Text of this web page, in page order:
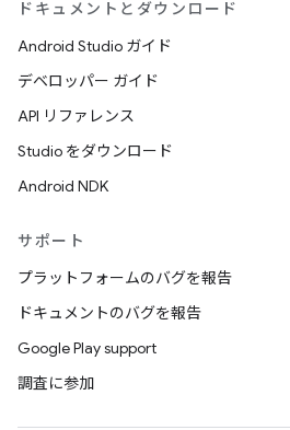
ドキュメントとダウンロード
Android Studio ガイド
デベロッパー ガイド
API リファレンス
Studio をダウンロード
Android NDK
サポート
プラットフォームのバグを報告
ドキュメントのバグを報告
Google Play support
調査に参加